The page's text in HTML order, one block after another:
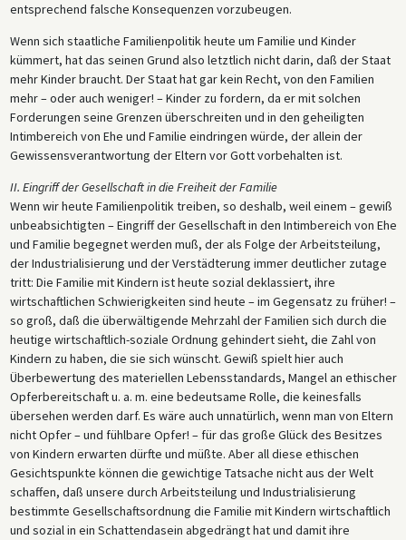
entsprechend falsche Konsequenzen vorzubeugen.
Wenn sich staatliche Familienpolitik heute um Familie und Kinder
kümmert, hat das seinen Grund also letztlich nicht darin, daß der Staat
mehr Kinder braucht. Der Staat hat gar kein Recht, von den Familien
mehr – oder auch weniger! – Kinder zu fordern, da er mit solchen
Forderungen seine Grenzen überschreiten und in den geheiligten
Intimbereich von Ehe und Familie eindringen würde, der allein der
Gewissensverantwortung der Eltern vor Gott vorbehalten ist.
II. Eingriff der Gesellschaft in die Freiheit der Familie
Wenn wir heute Familienpolitik treiben, so deshalb, weil einem – gewiß
unbeabsichtigten – Eingriff der Gesellschaft in den Intimbereich von Ehe
und Familie begegnet werden muß, der als Folge der Arbeitsteilung,
der Industrialisierung und der Verstädterung immer deutlicher zutage
tritt: Die Familie mit Kindern ist heute sozial deklassiert, ihre
wirtschaftlichen Schwierigkeiten sind heute – im Gegensatz zu früher! –
so groß, daß die überwältigende Mehrzahl der Familien sich durch die
heutige wirtschaftlich-soziale Ordnung gehindert sieht, die Zahl von
Kindern zu haben, die sie sich wünscht. Gewiß spielt hier auch
Überbewertung des materiellen Lebensstandards, Mangel an ethischer
Opferbereitschaft u. a. m. eine bedeutsame Rolle, die keinesfalls
übersehen werden darf. Es wäre auch unnatürlich, wenn man von Eltern
nicht Opfer – und fühlbare Opfer! – für das große Glück des Besitzes
von Kindern erwarten dürfte und müßte. Aber all diese ethischen
Gesichtspunkte können die gewichtige Tatsache nicht aus der Welt
schaffen, daß unsere durch Arbeitsteilung und Industrialisierung
bestimmte Gesellschaftsordnung die Familie mit Kindern wirtschaftlich
und sozial in ein Schattendasein abgedrängt hat und damit ihre